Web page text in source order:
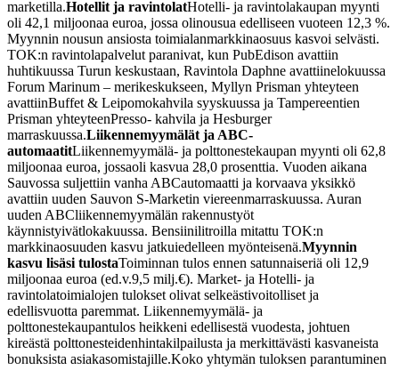
marketilla.Hotellit ja ravintolatHotelli- ja ravintolakaupan myynti
oli 42,1 miljoonaa euroa, jossa olinousua edelliseen vuoteen 12,3 %.
Myynnin nousun ansiosta toimialanmarkkinaosuus kasvoi selvästi.
TOK:n ravintolapalvelut paranivat, kun PubEdison avattiin
huhtikuussa Turun keskustaan, Ravintola Daphne avattiinelokuussa
Forum Marinum – merikeskukseen, Myllyn Prisman yhteyteen
avattiinBuffet & Leipomokahvila syyskuussa ja Tampereentien
Prisman yhteyteenPresso- kahvila ja Hesburger
marraskuussa.Liikennemyymälät ja ABC-
automaatitLiikennemyymälä- ja polttonestekaupan myynti oli 62,8
miljoonaa euroa, jossaoli kasvua 28,0 prosenttia. Vuoden aikana
Sauvossa suljettiin vanha ABCautomaatti ja korvaava yksikkö
avattiin uuden Sauvon S-Marketin viereenmarraskuussa. Auran
uuden ABCliikennemyymälän rakennustyöt
käynnistyivätlokakuussa. Bensiinilitroilla mitattu TOK:n
markkinaosuuden kasvu jatkuiedelleen myönteisenä.Myynnin
kasvu lisäsi tulostaToiminnan tulos ennen satunnaiseriä oli 12,9
miljoonaa euroa (ed.v.9,5 milj.€). Market- ja Hotelli- ja
ravintolatoimialojen tulokset olivat selkeästivoitolliset ja
edellisvuotta paremmat. Liikennemyymälä- ja
polttonestekaupantulos heikkeni edellisestä vuodesta, johtuen
kireästä polttonesteidenhintakilpailusta ja merkittävästi kasvaneista
bonuksista asiakasomistajille.Koko yhtymän tuloksen parantuminen